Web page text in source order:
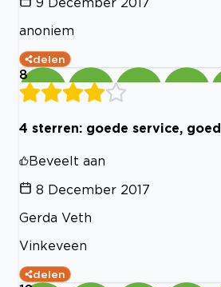
anoniem
delen
8
4 sterren: goede service,
Beveelt aan
8 December 2017
Gerda Veth
Vinkeveen
delen